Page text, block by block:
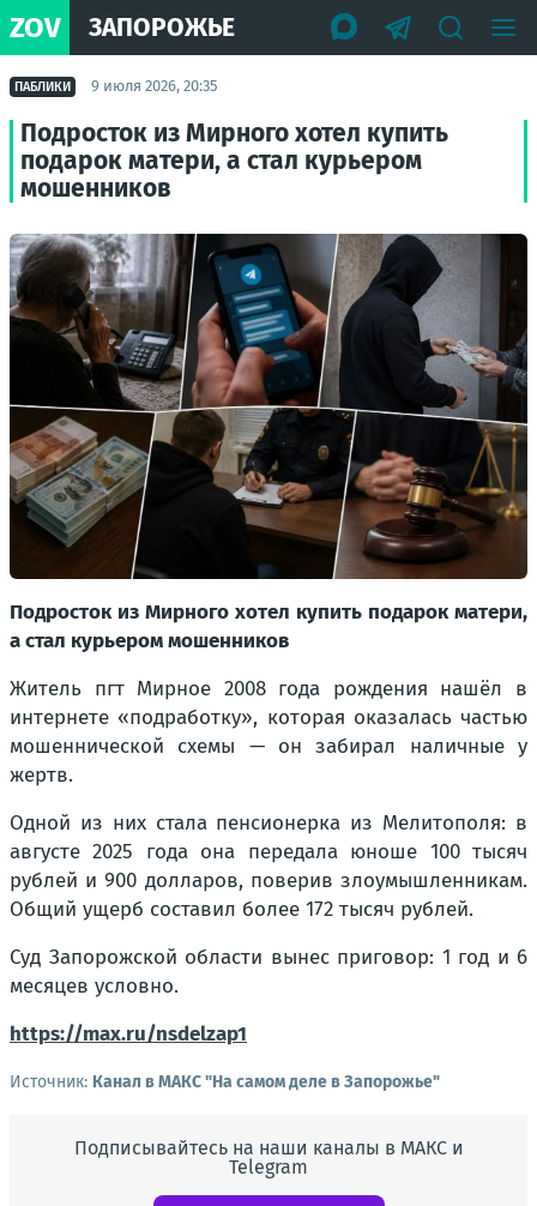
ZOV ЗАПОРОЖЬЕ
ПАБЛИКИ 9 июля 2026, 20:35
Подросток из Мирного хотел купить
подарок матери, а стал курьером
мошенников
Подросток из Мирного хотел купить подарок матери,
а стал курьером мошенников
Житель пгт Мирное 2008 года рождения нашёл в
интернете «подработку», которая оказалась частью
мошеннической схемы — он забирал наличные у
жертв.
Одной из них стала пенсионерка из Мелитополя: в
августе 2025 года она передала юноше 100 тысяч
рублей и 900 долларов, поверив злоумышленникам.
Общий ущерб составил более 172 тысяч рублей.
Суд Запорожской области вынес приговор: 1 год и 6
месяцев условно.
https://max.ru/nsdelzap1
Источник: Канал в МАКС "На самом деле в Запорожье"
Подписывайтесь на наши каналы в МАКС и
Telegram